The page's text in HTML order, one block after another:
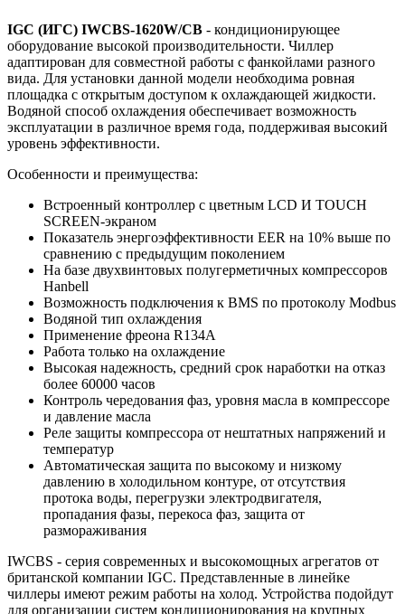
IGC (ИГС) IWCBS-1620W/CB - кондиционирующее
оборудование высокой производительности. Чиллер
адаптирован для совместной работы с фанкойлами разного
вида. Для установки данной модели необходима ровная
площадка с открытым доступом к охлаждающей жидкости.
Водяной способ охлаждения обеспечивает возможность
эксплуатации в различное время года, поддерживая высокий
уровень эффективности.
Особенности и преимущества:
Встроенный контроллер с цветным LCD И TOUCH
SCREEN-экраном
Показатель энергоэффективности EER на 10% выше по
сравнению с предыдущим поколением
На базе двухвинтовых полугерметичных компрессоров
Hanbell
Возможность подключения к BMS по протоколу Modbus
Водяной тип охлаждения
Применение фреона R134A
Работа только на охлаждение
Высокая надежность, средний срок наработки на отказ
более 60000 часов
Контроль чередования фаз, уровня масла в компрессоре
и давление масла
Реле защиты компрессора от нештатных напряжений и
температур
Автоматическая защита по высокому и низкому
давлению в холодильном контуре, от отсутствия
протока воды, перегрузки электродвигателя,
пропадания фазы, перекоса фаз, защита от
размораживания
IWCBS - серия современных и высокомощных агрегатов от
британской компании IGC. Представленные в линейке
чиллеры имеют режим работы на холод. Устройства подойдут
для организации систем кондиционирования на крупных